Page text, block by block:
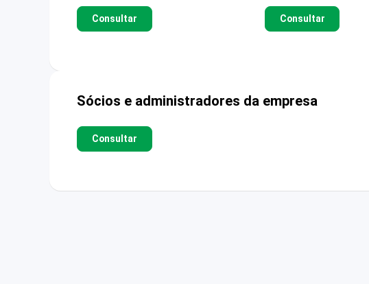
Consultar Consultar
Sócios e administradores da empresa
Consultar